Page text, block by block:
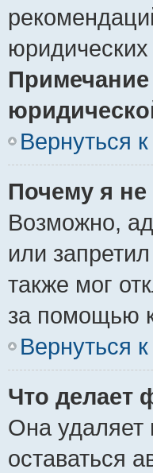
Вернуться
Почему я не
Возможно,
или
также мог
за помощью
Вернуться
Что делает
Она удаляет
оставаться